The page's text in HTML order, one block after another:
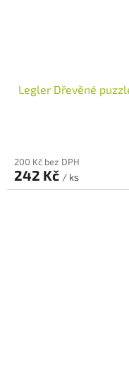
Legler Dřevěné
200 Kč bez DPH
242 Kč / ks